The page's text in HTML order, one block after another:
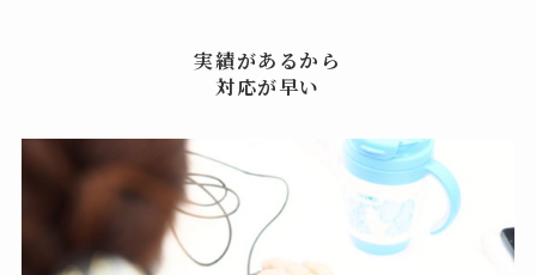
実績があるから
対応が早い